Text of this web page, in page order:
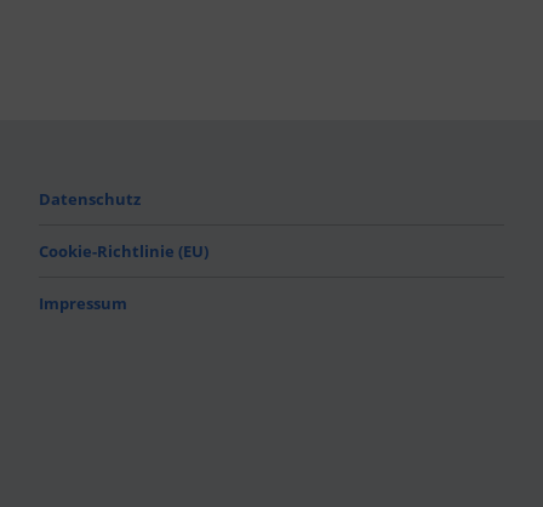
Datenschutz
Cookie-Richtlinie (EU)
Impressum